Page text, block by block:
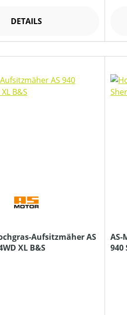
DETAILS
Aufsitzmäher AS
XL B&S
AS-
940